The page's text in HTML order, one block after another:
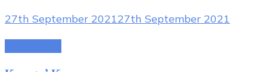
27th September 202127th September 2021